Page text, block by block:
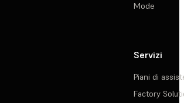
Mode
Servizi
Piani di
Factory